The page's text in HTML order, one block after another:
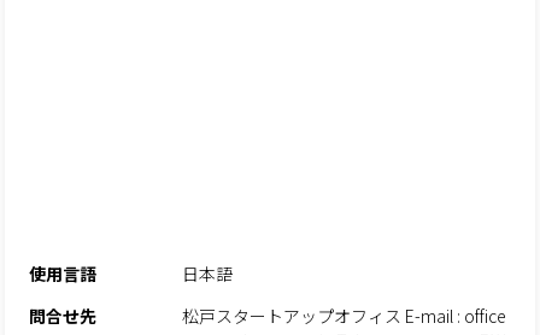
使用言語
日本語
問合せ先
松戸スタートアップオフィス E-mail : office